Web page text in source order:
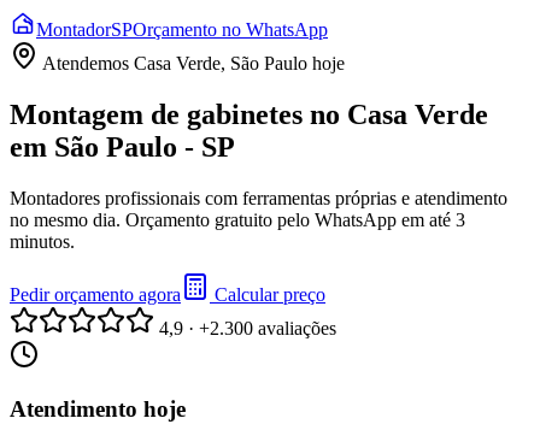
MontadorSPOrçamento no WhatsApp
Atendemos Casa Verde, São Paulo hoje
Montagem de gabinetes no Casa Verde
em São Paulo - SP
Montadores profissionais com ferramentas próprias e atendimento
no mesmo dia. Orçamento gratuito pelo WhatsApp em até 3
minutos.
Pedir orçamento agora
Calcular preço
4,9 · +2.300 avaliações
Atendimento hoje